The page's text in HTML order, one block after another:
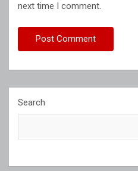
next time I comment.
Search